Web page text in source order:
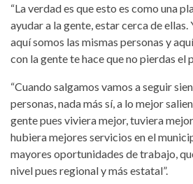
“La verdad es que esto es como una
ayudar a la gente, estar cerca de ellas.
aquí somos las mismas personas y
con la gente te hace que no pierdas el
“Cuando salgamos vamos a seguir
personas, nada más sí, a lo mejor
gente pues viviera mejor, tuviera
hubiera mejores servicios en el
mayores oportunidades de trabajo,
nivel pues regional y más estatal”.